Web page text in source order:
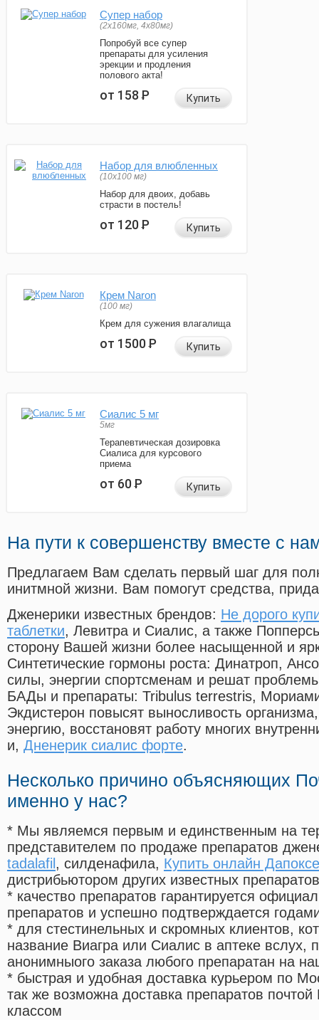
Супер набор
(2х160мг, 4х80мг)
Попробуй все супер
препараты для усиления
эрекции и продления
полового акта!
от 158Р Купить
Набор для влюбленных
(10х100 мг)
Набор для двоих, добавь
страсти в постель!
от 120Р Купить
Крем Naron
(100 мг)
Крем для сужения влагалища
от 1500Р Купить
Сиалис 5 мг
5мг
Терапевтическая дозировка
Сиалиса для курсового
приема
от 60Р Купить
На пути к совершенству вместе с
Предлагаем Вам сделать первый шаг для
инитмной жизни. Вам помогут средства,
Дженерики известных брендов: Не дорого
таблетки, Левитра и Сиалис, а также
сторону Вашей жизни более насыщенной и
Синтетические гормоны роста: Динатроп,
силы, энергии спортсменам и решат
БАДы и препараты: Tribulus terrestris,
Экдистерон повысят выносливость
энергию, восстановят работу многих
и, Дненерик сиалис форте.
Несколько причино объясняющих
именно у нас?
* Мы являемся первым и единственным на
представителем по продаже препаратов
tadalafil , силденафила, Купить онлайн
дистрибьютором других известных препаратов
* качество препаратов гарантируется
препаратов и успешно подтверждается
* для стестинельных и скромных клиентов,
название Виагра или Сиалис в аптеке вслух,
анонимныого заказа любого препаратан на
* быстрая и удобная доставка курьером по
так же возможна доставка препаратов
классом